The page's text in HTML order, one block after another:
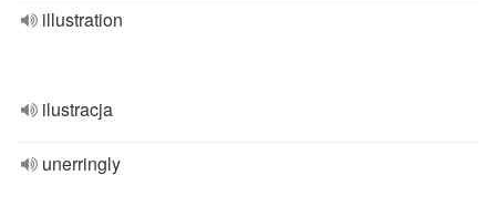
illustration
ilustracja
unerringly